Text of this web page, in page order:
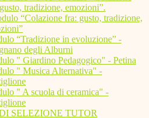
tradizione, emozioni”.
“Colazione fra: gusto, tradizione,
“Tradizione in evoluzione” -
degli Alburni
" Giardino Pedagogico" - Petina
" Musica Alternativa" -
" A scuola di ceramica" -
SELEZIONE TUTOR